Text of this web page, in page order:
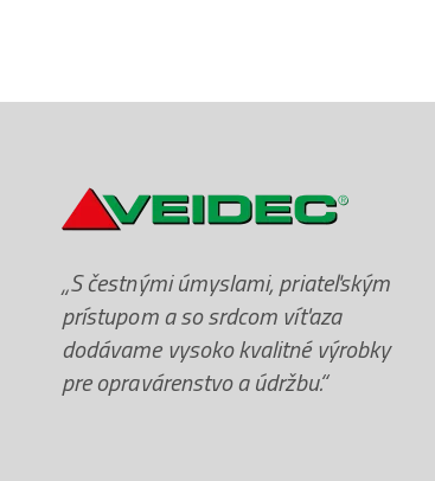
„S čestnými úmyslami, priateľským
prístupom a so srdcom víťaza
dodávame vysoko kvalitné výrobky
pre opravárenstvo a údržbu.“